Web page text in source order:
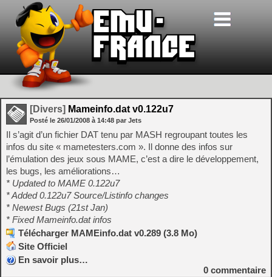
[Divers] Mameinfo.dat v0.122u7
Posté le 26/01/2008 à 14:48 par Jets
Il s’agit d’un fichier DAT tenu par MASH regroupant toutes les
infos du site « mametesters.com ». Il donne des infos sur
l’émulation des jeux sous MAME, c’est a dire le développement,
les bugs, les améliorations…
* Updated to MAME 0.122u7
* Added 0.122u7 Source/Listinfo changes
* Newest Bugs (21st Jan)
* Fixed Mameinfo.dat infos
Télécharger MAMEinfo.dat v0.289 (3.8 Mo)
Site Officiel
En savoir plus…
0 commentaire